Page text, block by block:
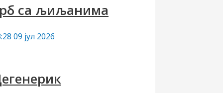
са љиљанима
09 јул 2026